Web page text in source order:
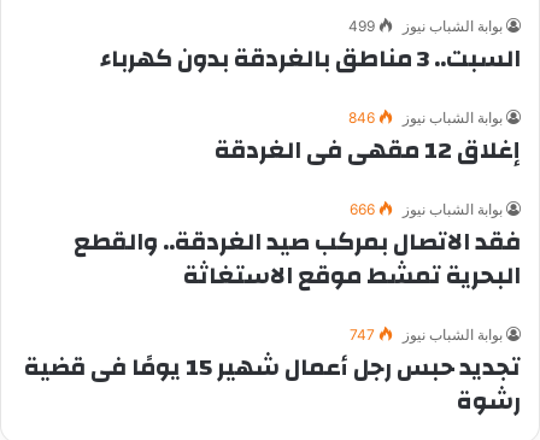
بوابة الشباب نيوز 499
السبت.. 3 مناطق بالغردقة بدون كهرباء
بوابة الشباب نيوز 846
إغلاق 12 مقهى فى الغردقة
بوابة الشباب نيوز 666
فقد الاتصال بمركب صيد الغردقة.. والقطع
البحرية تمشط موقع الاستغاثة
بوابة الشباب نيوز 747
تجديد حبس رجل أعمال شهير 15 يومًا فى قضية
رشوة